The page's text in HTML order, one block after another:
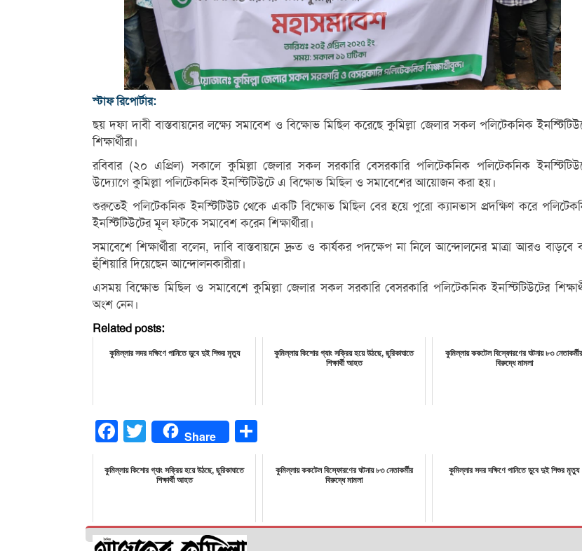
স্টাফ রিপোর্টার:
ছয় দফা দাবী বাস্তবায়নের লক্ষ্যে সমাবেশ ও বিক্ষোভ মিছিল করেছে কুমিল্লা জেলার সকল পলিটেকনিক
শিক্ষার্থীরা।
রবিবার (২০ এপ্রিল) সকালে কুমিল্লা জেলার সকল সরকারি বেসরকারি পলিটেকনিক পলিটেকনিক
উদ্যোগে কুমিল্লা পলিটেকনিক ইনস্টিটিউটে এ বিক্ষোভ মিছিল ও সমাবেশের আয়োজন করা হয়।
শুরুতেই পলিটেকনিক ইনস্টিটিউট থেকে একটি বিক্ষোভ মিছিল বের হয়ে পুরো ক্যানভাস প্রদক্ষিণ করে
ইনস্টিটিউটের মূল ফটকে সমাবেশ করেন শিক্ষার্থীরা।
সমাবেশে শিক্ষার্থীরা বলেন, দাবি বাস্তবায়নে দ্রুত ও কার্যকর পদক্ষেপ না নিলে আন্দোলনের মাত্রা আরও বাড়বে
হুঁশিয়ারি দিয়েছেন আন্দোলনকারীরা।
এসময় বিক্ষোভ মিছিল ও সমাবেশে কুমিল্লা জেলার সকল সরকারি বেসরকারি পলিটেকনিক ইনস্টিটিউটের
অংশ নেন।
Related posts:
কুমিল্লার সদর দক্ষিণে পানিতে ডুবে দুই শিশুর মৃত্যু
কুমিল্লায় কিশোর গ্যাং সক্রিয় হয়ে উঠছে, ছুরিকাঘাতে
শিক্ষার্থী আহত
কুমিল্লায় ককটেল বিস্ফোরণের ঘটনায় ৮৩
বিরুদ্ধে মামলা
Facebook
Twitter Share
কুমিল্লায় কিশোর গ্যাং সক্রিয় হয়ে উঠছে, ছুরিকাঘাতে
শিক্ষার্থী আহত
কুমিল্লায় ককটেল বিস্ফোরণের ঘটনায় ৮৩ নেতাকর্মীর
বিরুদ্ধে মামলা
কুমিল্লার সদর দক্ষিণে পানিতে ডুবে দুই শিশুর মৃত্যু